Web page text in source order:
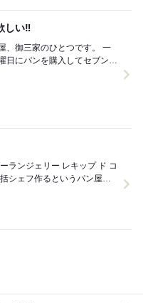
しい‼️
御三家のひとつです。 一
日にパンを購入してセブンの